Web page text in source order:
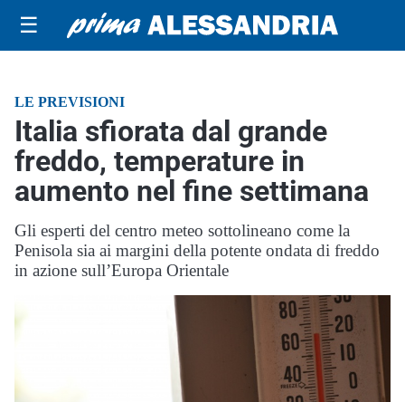
☰
LE PREVISIONI
Italia sfiorata dal grande
freddo, temperature in
aumento nel fine settimana
Gli esperti del centro meteo sottolineano come la
Penisola sia ai margini della potente ondata di freddo
in azione sull’Europa Orientale